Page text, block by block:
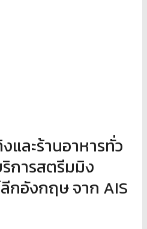
และร้านอาหารทั่ว
การสตรีมมิง
กอังกฤษ จาก AIS